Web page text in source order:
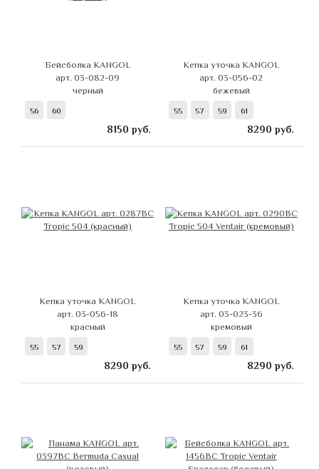
Бейсболка KANGOL
арт. 03-082-09
черный
56 60
8150 руб.
Кепка уточка KANGOL
арт. 03-056-02
бежевый
55 57 59 61
8290 руб.
Кепка уточка KANGOL
арт. 03-056-18
красный
55 57 59
8290 руб.
Кепка уточка KANGOL
арт. 03-023-36
кремовый
55 57 59 61
8290 руб.